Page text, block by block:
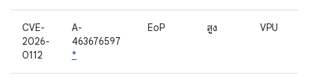
CVE-
2026-
0112
A-
463676597
*
EoP สูง VPU